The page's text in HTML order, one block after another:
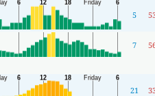
5
7
21